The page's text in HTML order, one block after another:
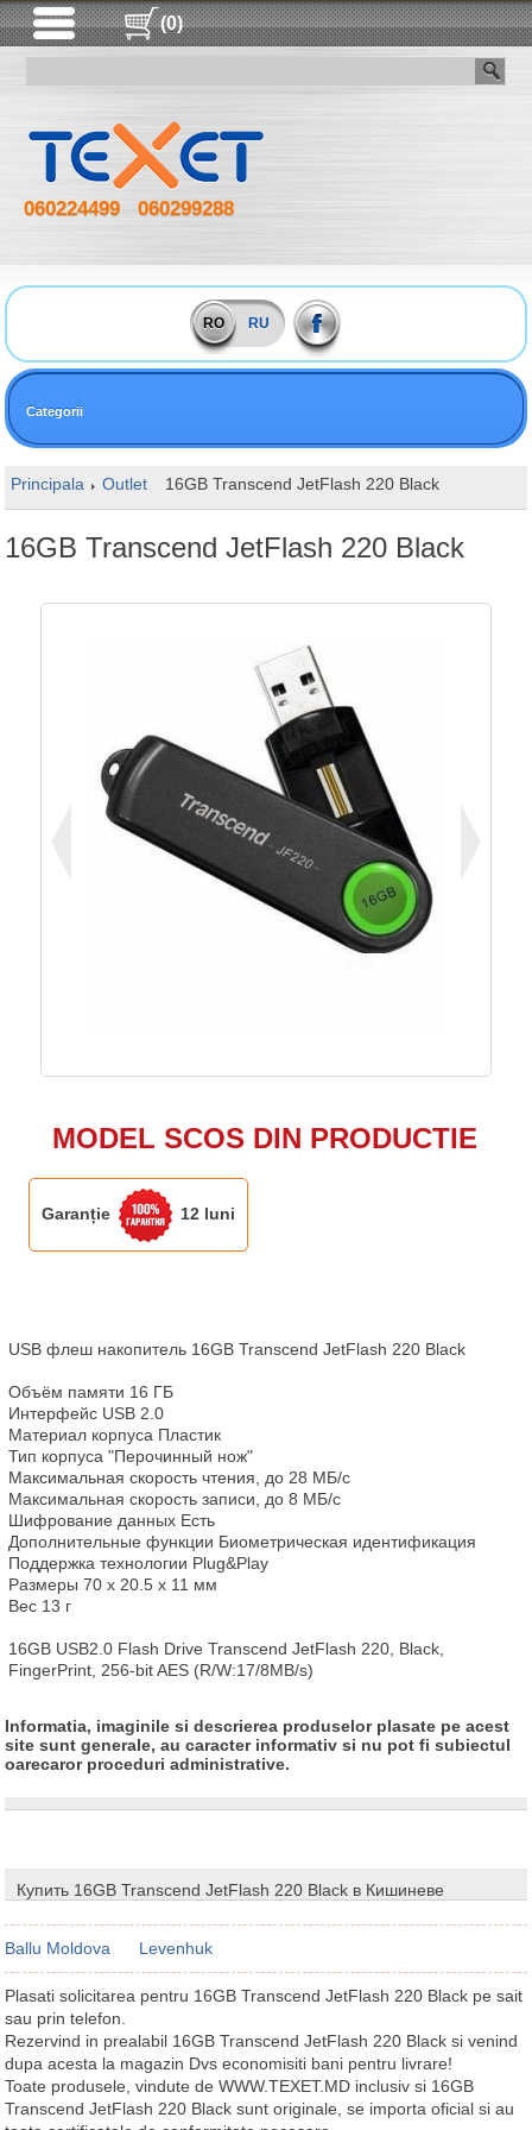
(0)
060224499 060299288
RO RU
Categorii
Principala Outlet 16GB Transcend JetFlash 220 Black
16GB Transcend JetFlash 220 Black
MODEL SCOS DIN PRODUCTIE
Garanție 12 luni
USB флеш накопитель 16GB Transcend JetFlash 220 Black
Объём памяти 16 ГБ
Интерфейс USB 2.0
Материал корпуса Пластик
Тип корпуса "Перочинный нож"
Максимальная скорость чтения, до 28 МБ/с
Максимальная скорость записи, до 8 МБ/с
Шифрование данных Есть
Дополнительные функции Биометрическая идентификация
Поддержка технологии Plug&Play
Размеры 70 x 20.5 x 11 мм
Вес 13 г
16GB USB2.0 Flash Drive Transcend JetFlash 220, Black,
FingerPrint, 256-bit AES (R/W:17/8MB/s)
Informatia, imaginile si descrierea produselor plasate pe acest
site sunt generale, au caracter informativ si nu pot fi subiectul
oarecaror proceduri administrative.
Купить 16GB Transcend JetFlash 220 Black в Кишиневе
Ballu Moldova Levenhuk
Plasati solicitarea pentru 16GB Transcend JetFlash 220 Black pe sait
sau prin telefon.
Rezervind in prealabil 16GB Transcend JetFlash 220 Black si venind
dupa acesta la magazin Dvs economisiti bani pentru livrare!
Toate produsele, vindute de WWW.TEXET.MD inclusiv si 16GB
Transcend JetFlash 220 Black sunt originale, se importa oficial si au